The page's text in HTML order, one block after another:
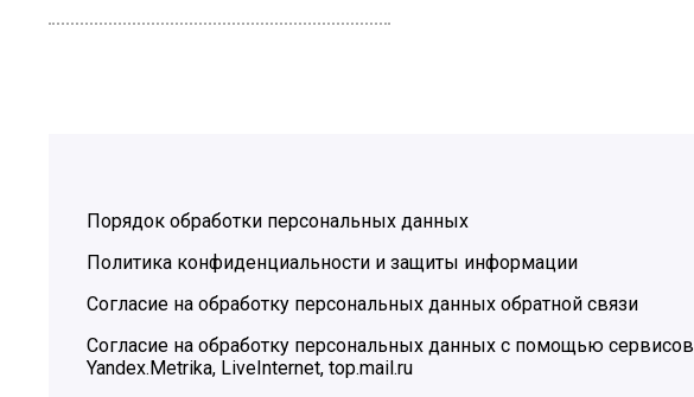
Порядок обработки персональных данных
Политика конфиденциальности и защиты информации
Согласие на обработку персональных данных обратной связи
Согласие на обработку персональных данных с помощью сервисов
Yandex.Metrika, LiveInternet, top.mail.ru